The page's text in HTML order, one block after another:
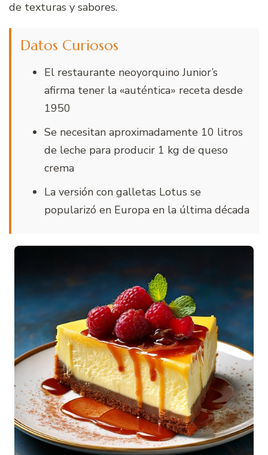
de texturas y sabores.
Datos Curiosos
El restaurante neoyorquino Junior’s
afirma tener la «auténtica» receta desde
1950
Se necesitan aproximadamente 10 litros
de leche para producir 1 kg de queso
crema
La versión con galletas Lotus se
popularizó en Europa en la última década